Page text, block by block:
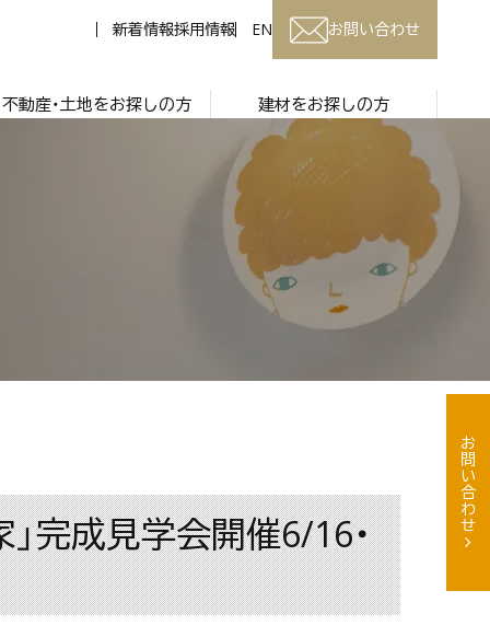
新着情報採用情報 EN お問い合わせ
不動産・土地をお探しの方 建材をお探しの方
完成見学会開催6/16・
お問い合わせ